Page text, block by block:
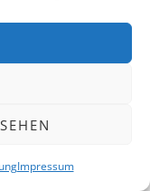
Impressum